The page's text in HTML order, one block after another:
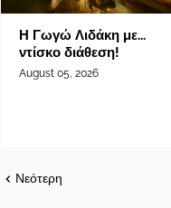
Η Γωγώ Λιδάκη με...
ντίσκο διάθεση!
August 05, 2026
Νεότερη